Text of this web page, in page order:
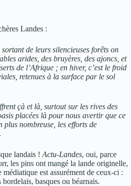
Landes :
de leurs silencieuses forêts on
arides, des bruyères, des ajoncs, et
de l’Afrique ; en hiver, c’est le froid
retenues à la surface par le sol
çà et là, surtout sur les rives des
placées là pour nous avertir que ce
plus nombreuse, les efforts de
landais ! Actu-Landes, oui, parce
les pins ont mangé la lande originelle,
est assurément de ceux-ci :
basques ou béarnais.